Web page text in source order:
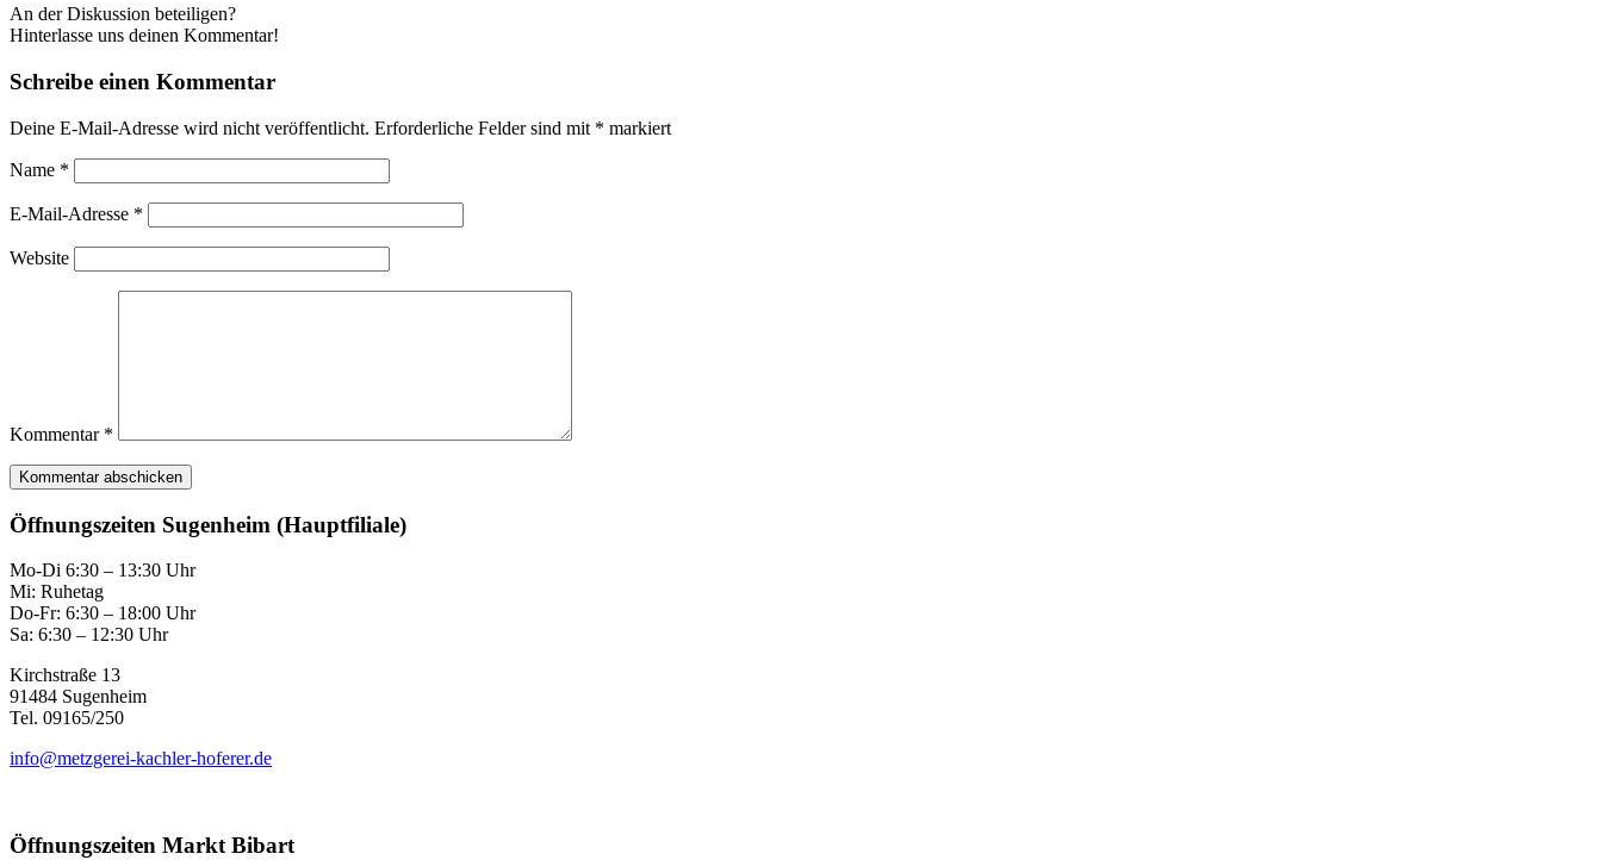
An der Diskussion beteiligen?
Hinterlasse uns deinen Kommentar!
Schreibe einen Kommentar
Deine E-Mail-Adresse wird nicht veröffentlicht. Erforderliche Felder sind mit * markiert
Name *
E-Mail-Adresse *
Website
Kommentar *
Öffnungszeiten Sugenheim (Hauptfiliale)
Mo-Di 6:30 – 13:30 Uhr
Mi: Ruhetag
Do-Fr: 6:30 – 18:00 Uhr
Sa: 6:30 – 12:30 Uhr
Kirchstraße 13
91484 Sugenheim
Tel. 09165/250
info@metzgerei-kachler-hoferer.de
Öffnungszeiten Markt Bibart